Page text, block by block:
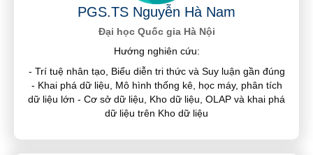
PGS.TS Nguyễn Hà Nam
Đại học Quốc gia Hà Nội
Hướng nghiên cứu:
- Trí tuệ nhân tạo, Biểu diễn tri thức và Suy luận gần đúng
- Khai phá dữ liệu, Mô hình thống kê, học máy, phân tích
dữ liệu lớn - Cơ sở dữ liệu, Kho dữ liệu, OLAP và khai phá
dữ liệu trên Kho dữ liệu